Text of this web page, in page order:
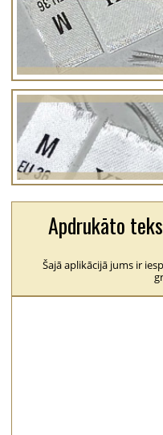
Apdrukāto
Šajā aplikācijā jums ir